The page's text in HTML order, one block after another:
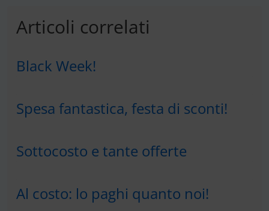
Articoli correlati
Black Week!
Spesa fantastica, festa di sconti!
Sottocosto e tante offerte
Al costo: lo paghi quanto noi!